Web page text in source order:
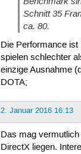
Schnitt 35
ca. 80.
Die Performance ist
spielen schlechter
einzige Ausnahme
DOTA;
2. Januar 2016 16:13
Das mag
DirectX liegen.